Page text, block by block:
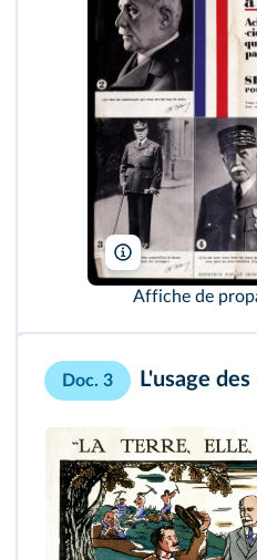
Private Coll./
Affiche de
Doc. 3 L'usage